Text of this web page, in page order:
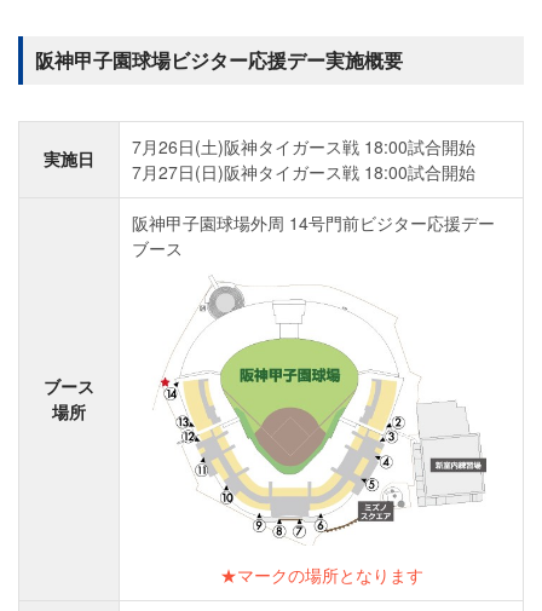
阪神甲子園球場ビジター応援デー実施概要
実施日
7月26日(土)阪神タイガース戦 18:00試合開始
7月27日(日)阪神タイガース戦 18:00試合開始
ブース
場所
阪神甲子園球場外周 14号門前ビジター応援デー
ブース
★マークの場所となります